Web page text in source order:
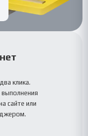
клика.
сайте или